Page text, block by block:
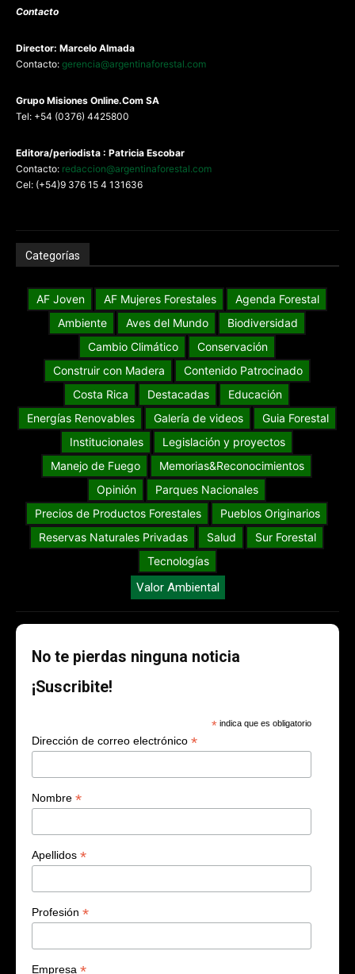
Contacto
Director: Marcelo Almada
Contacto: gerencia@argentinaforestal.com
Grupo Misiones Online.Com SA
Tel: +54 (0376) 4425800
Editora/periodista : Patricia Escobar
Contacto: redaccion@argentinaforestal.com
Cel: (+54)9 376 15 4 131636
Categorías
AF Joven AF Mujeres Forestales
Agenda Forestal
Ambiente
Aves del Mundo
Biodiversidad
Cambio Climático
Conservación
Construir con Madera
Contenido Patrocinado
Costa Rica
Destacadas
Educación
Energías Renovables
Galería de videos
Guia Forestal
Institucionales
Legislación y proyectos
Manejo de Fuego
Memorias&Reconocimientos
Opinión
Parques Nacionales
Precios de Productos Forestales
Pueblos Originarios
Reservas Naturales Privadas
Salud
Sur Forestal
Tecnologías
Valor Ambiental
No te pierdas ninguna noticia
¡Suscribite!
* indica que es obligatorio
Dirección de correo electrónico *
Nombre *
Apellidos *
Profesión *
Empresa